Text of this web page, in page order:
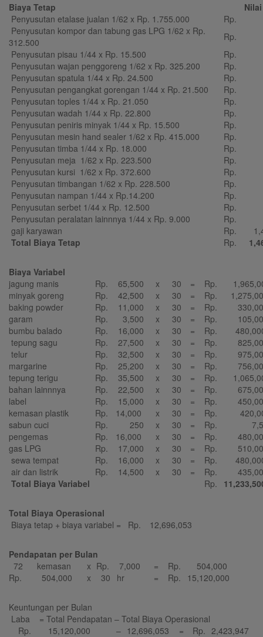
Biaya Tetap
Nilai
Penyusutan etalase jualan 1/62 x Rp. 1.755.000
Rp.
Penyusutan kompor dan tabung gas LPG 1/62 x Rp.
312.500
Rp.
Penyusutan pisau 1/44 x Rp. 15.500
Rp.
Penyusutan wajan penggoreng 1/62 x Rp. 325.200
Rp.
Penyusutan spatula 1/44 x Rp. 24.500
Rp.
Penyusutan pengangkat gorengan 1/44 x Rp. 21.500
Rp.
Penyusutan toples 1/44 x Rp. 21.050
Rp.
Penyusutan wadah 1/44 x Rp. 22.800
Rp.
Penyusutan peniris minyak 1/44 x Rp. 15.500
Rp.
Penyusutan mesin hand sealer 1/62 x Rp. 415.000
Rp.
Penyusutan timba 1/44 x Rp. 18.000
Rp.
Penyusutan meja 1/62 x Rp. 223.500
Rp.
Penyusutan kursi 1/62 x Rp. 372.600
Rp.
Penyusutan timbangan 1/62 x Rp. 228.500
Rp.
Penyusutan nampan 1/44 x Rp.14.200
Rp.
Penyusutan serbet 1/44 x Rp. 12.500
Rp.
Penyusutan peralatan lainnnya 1/44 x Rp. 9.000
Rp.
gaji karyawan
Rp.
Total Biaya Tetap
Rp.
Biaya Variabel
jagung manis
Rp. 65,500 x 30 = Rp.
minyak goreng
Rp. 42,500 x 30 = Rp.
baking powder
Rp. 11,000 x 30 = Rp.
garam
Rp. 3,500 x 30 = Rp.
bumbu balado
Rp. 16,000 x 30 = Rp.
tepung sagu
Rp. 27,500 x 30 = Rp.
telur
Rp. 32,500 x 30 = Rp.
margarine
Rp. 25,200 x 30 = Rp.
tepung terigu
Rp. 35,500 x 30 = Rp.
bahan lainnnya
Rp. 22,500 x 30 = Rp.
label
Rp. 15,000 x 30 = Rp.
kemasan plastik
Rp. 14,000 x 30 = Rp.
sabun cuci
Rp. 250 x 30 = Rp.
pengemas
Rp. 16,000 x 30 = Rp.
gas LPG
Rp. 17,000 x 30 = Rp.
sewa tempat
Rp. 16,000 x 30 = Rp.
air dan listrik
Rp. 14,500 x 30 = Rp.
Total Biaya Variabel
Rp.
Total Biaya Operasional
Biaya tetap + biaya variabel =
Rp. 12,696,053
Pendapatan per Bulan
72
kemasan x Rp. 7,000 = Rp.
504,000
Rp.
504,000 x 30 hr = Rp. 15,120,000
Keuntungan per Bulan
Laba = Total Pendapatan – Total Biaya Operasional
Rp.
15,120,000 – 12,696,053 = Rp. 2,423,947